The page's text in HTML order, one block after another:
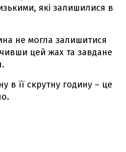
які залишилися в
не могла залишитися
цей жах та завдане
в її скрутну годину – це